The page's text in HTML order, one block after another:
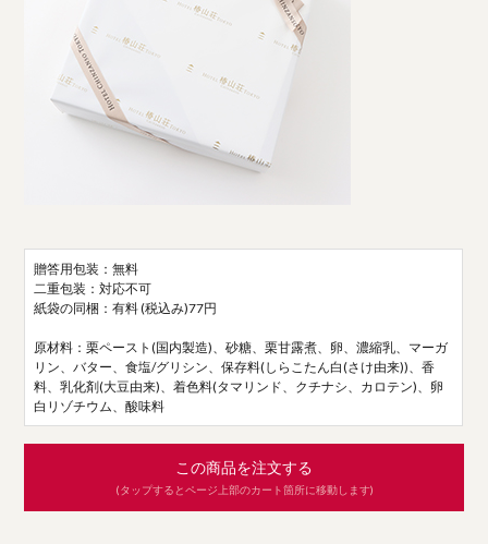
贈答用包装：無料
二重包装：対応不可
紙袋の同梱：有料 (税込み)77円
原材料：栗ペースト(国内製造)、砂糖、栗甘露煮、卵、濃縮乳、マーガ
リン、バター、食塩/グリシン、保存料(しらこたん白(さけ由来))、香
料、乳化剤(大豆由来)、着色料(タマリンド、クチナシ、カロテン)、卵
白リゾチウム、酸味料
この商品を注文する
(タップするとページ上部のカート箇所に移動します)